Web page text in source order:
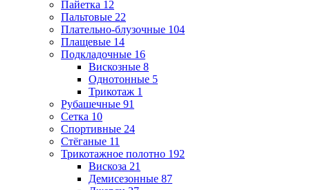
Пайетка 12
Пальтовые 22
Плательно-блузочные 104
Плащевые 14
Подкладочные 16
Вискозные 8
Однотонные 5
Трикотаж 1
Рубашечные 91
Сетка 10
Спортивные 24
Стёганые 11
Трикотажное полотно 192
Вискоза 21
Демисезонные 87